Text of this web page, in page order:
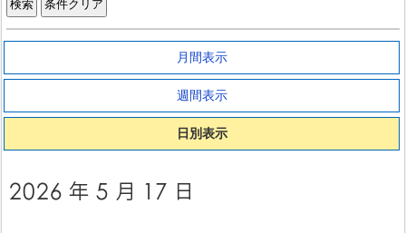
月間表示
週間表示
日別表示